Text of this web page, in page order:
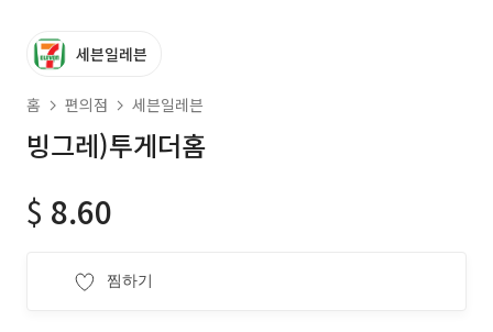
세븐일레븐
홈 편의점 세븐일레븐
빙그레)투게더홈
$ 8.60
찜하기